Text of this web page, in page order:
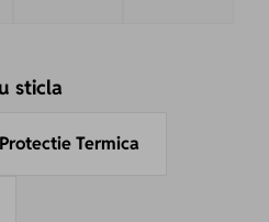
sticla
Protectie Termica